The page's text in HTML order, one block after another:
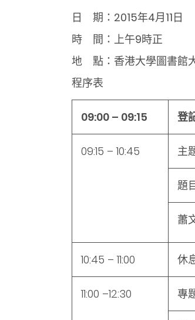
日 期：2015年4月11日
時 間：上午9時正
地 點：香港大學圖書館
程序表
09:00 – 09:15 登
09:15 – 10:45 主
題
蕭
10:45 – 11:00 休
11:00 –12:30 專